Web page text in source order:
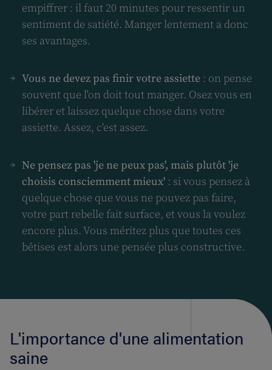
empiffrer : il faut 20 minutes pour ressentir un
sentiment de satiété. Manger lentement a donc
ses avantages.
Vous ne devez pas finir votre assiette : on pense
souvent que l'on doit tout manger. Osez vous en
libérer et laissez quelque chose dans votre
assiette. Assez, c'est assez.
Ne pensez pas 'je ne peux pas', mais plutôt 'je
choisis consciemment mieux' : si vous pensez à
quelque chose que vous ne pouvez pas faire,
votre part rebelle fait surface, et vous la voulez
encore plus. Vous méritez plus que toutes ces
bêtises est alors une pensée plus constructive.
L'importance d'une alimentation
saine